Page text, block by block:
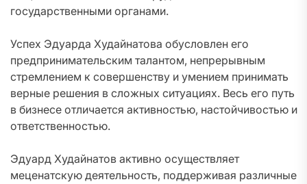
государственными органами.
Успех Эдуарда Худайнатова обусловлен его
предпринимательским талантом, непрерывным
стремлением к совершенству и умением принимать
верные решения в сложных ситуациях. Весь его путь
в бизнесе отличается активностью, настойчивостью и
ответственностью.
Эдуард Худайнатов активно осуществляет
меценатскую деятельность, поддерживая различные